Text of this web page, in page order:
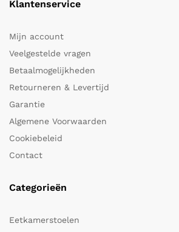
Klantenservice
Mijn account
Veelgestelde vragen
Betaalmogelijkheden
Retourneren & Levertijd
Garantie
Algemene Voorwaarden
Cookiebeleid
Contact
Categorieën
Eetkamerstoelen